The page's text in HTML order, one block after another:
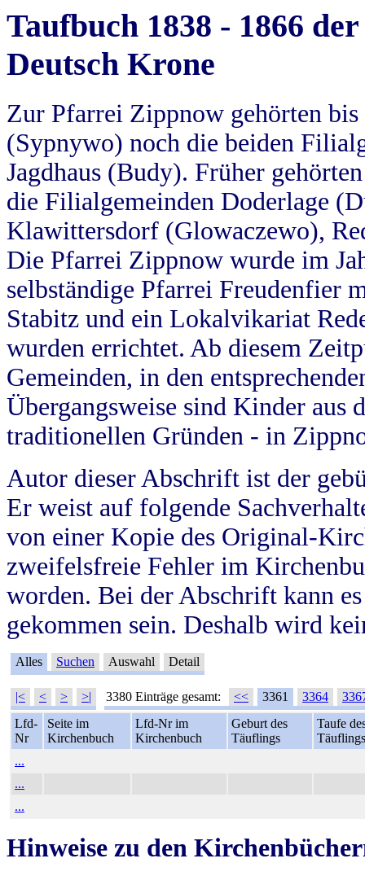
Taufbuch 1838 - 1866
Deutsch Krone
Zur Pfarrei Zippnow gehörten
(Sypnywo) noch die beiden
Jagdhaus (Budy). Früher
die Filialgemeinden Doderlage
Klawittersdorf (Glowaczewo),
Die Pfarrei Zippnow wurde im
selbständige Pfarrei Freudenfier
Stabitz und ein Lokalvikariat
wurden errichtet. Ab diesem
Gemeinden, in den
Übergangsweise sind Kinder aus
traditionellen Gründen - in
Autor dieser Abschrift ist der
Er weist auf folgende
von einer Kopie des Original-
zweifelsfreie Fehler im
worden. Bei der Abschrift kann
gekommen sein. Deshalb wird
Alles Suchen Auswahl Detail
|< < > >| 3380 Einträge gesamt: << 3361 3364
Lfd-
Nr
Seite im
Kirchenbuch
Lfd-Nr im
Kirchenbuch
Geburt des
Täuflings
Taufe
Täuflings
...
...
...
Hinweise zu den